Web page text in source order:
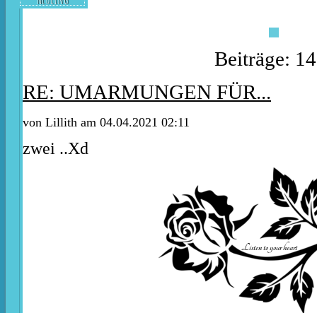
Beiträge:
RE: UMARMUNGEN FÜR...
von Lillith am 04.04.2021 02:11
zwei ..Xd